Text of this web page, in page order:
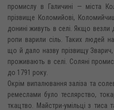
промислу в Галичині — міста
прізвище Коломийові,
донині живуть в селі. Якщо везли
ропи варили сіль. Таких людей
що й дало назву прізвищу
проживають в селі. Соляні
до 1791 року.
Окрім випалювання заліза та
ремеслами було теслярство,
ткацтво. Майстри-умільці з тиса